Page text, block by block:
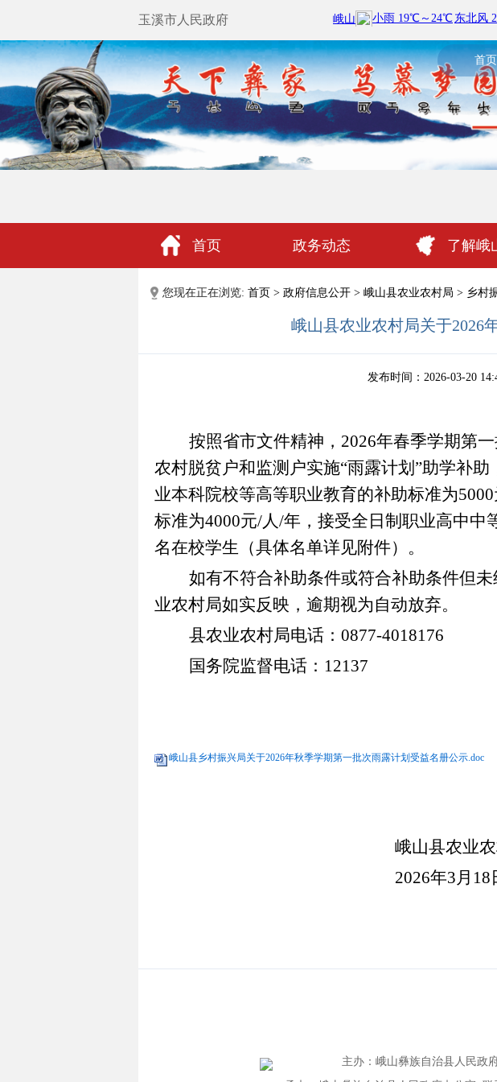
玉溪市人民政府
首页
首页 政务动态 了解峨
政民互动
您现在正在浏览: 首页 > 政府信息公开 > 峨山县农业农村局 > 乡村
峨山县农业农村局关于2026
发布时间：2026-03-20
按照省市文件精神， 2026年春季学期第
农村脱贫户和监测户实施“雨露计划 ”助学补助
业本科院校等高等职业教育的补助标准为5000
标准为4000元/人/年，接受全日制职业高中中
名在校学生（具体名单详见附件）。
如有不符合补助条件或符合补助条件但
业农村局如实反映，逾期视为自动放弃。
县农业农村局电话： 0877-4018176
国务院监督电话： 12137
峨山县乡村振兴局关于2026年秋季学期第一批次雨露计划受益名册公示.doc
峨山县农业
2026年3月 18
主办： 峨山彝族自治县人民政